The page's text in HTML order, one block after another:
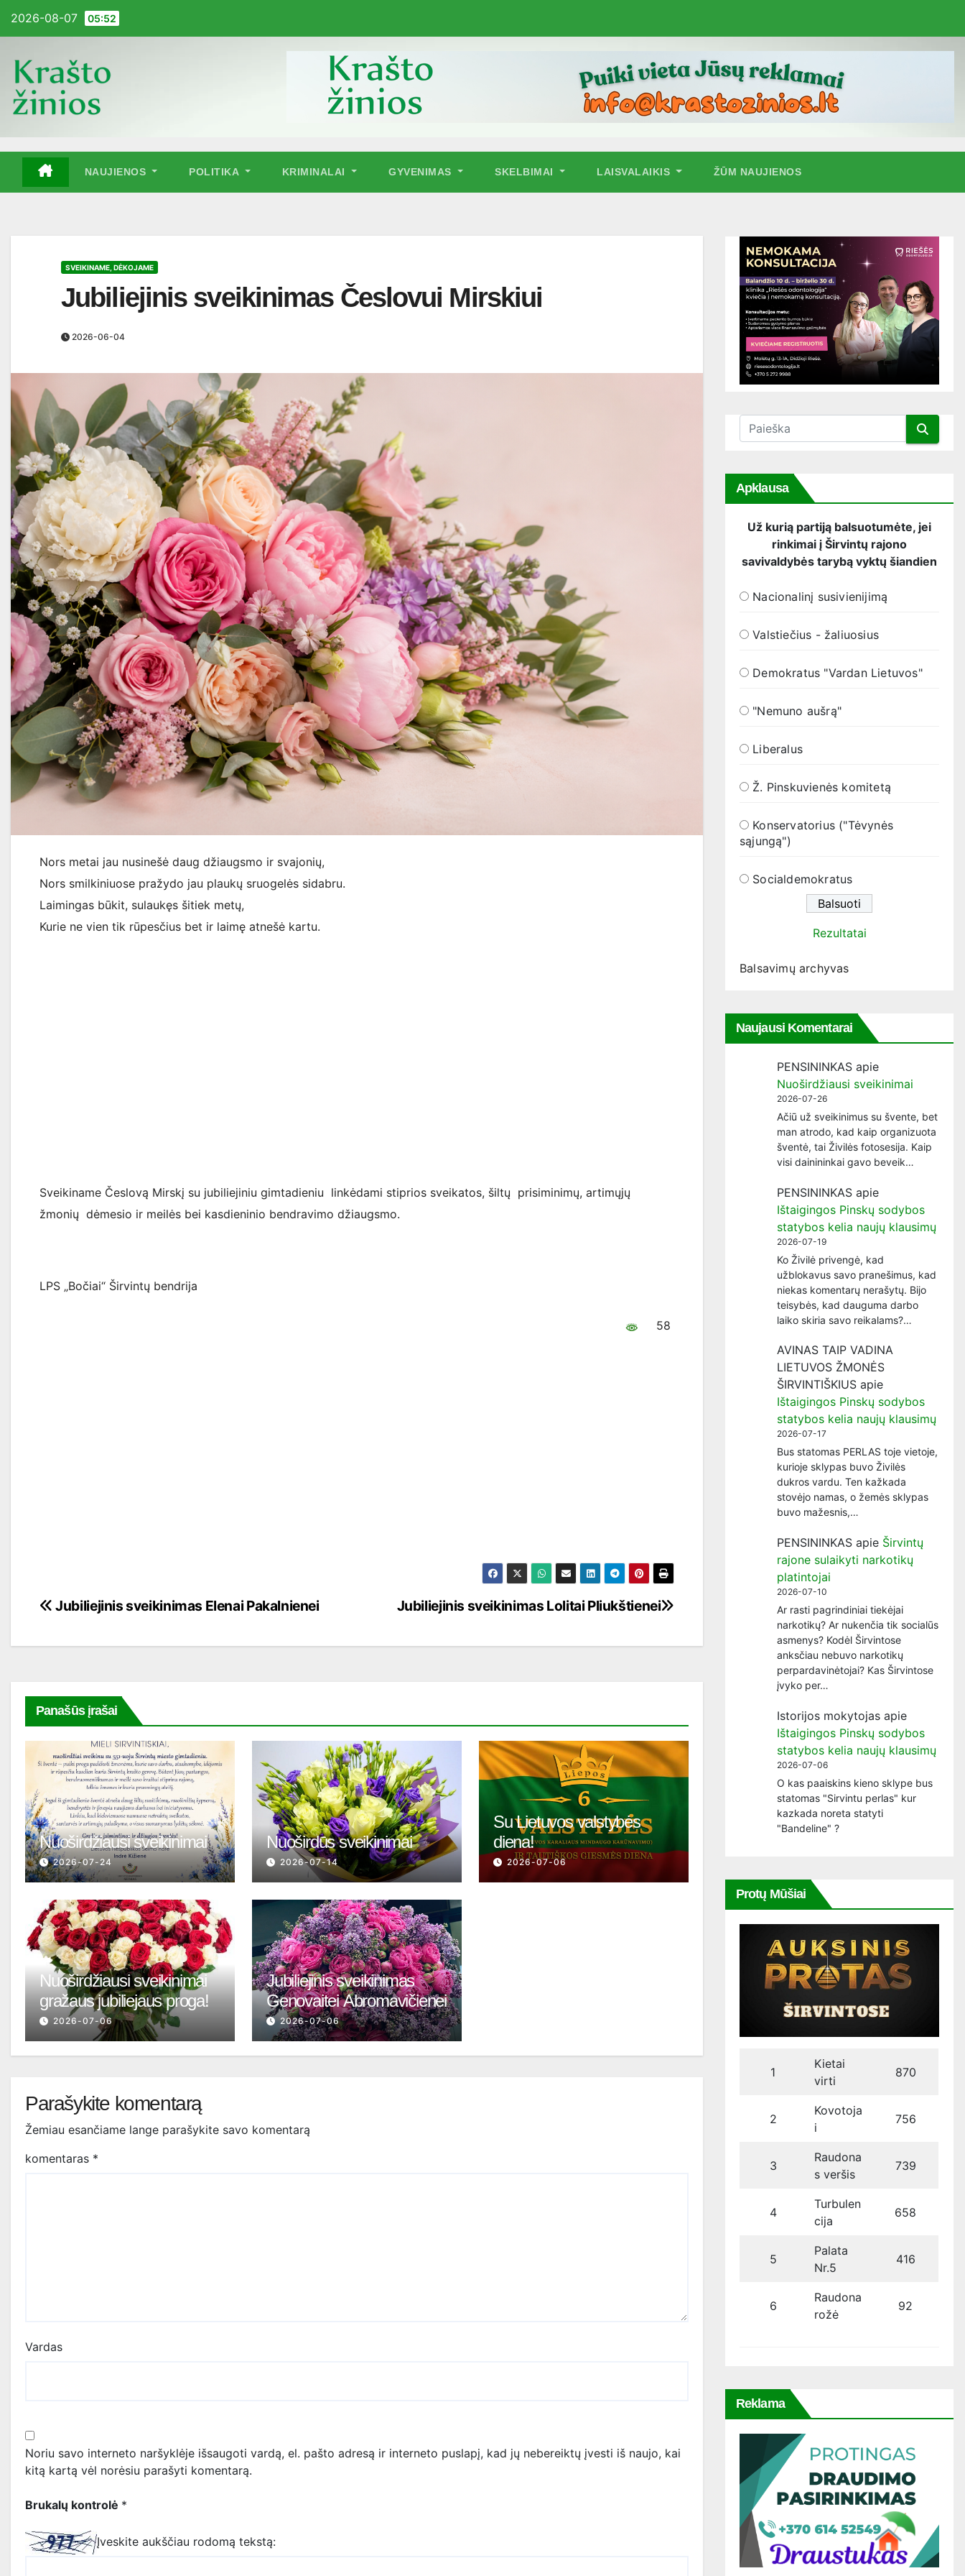
2026-08-07 05:52
NAUJIENOS POLITIKA KRIMINALAI GYVENIMAS SKELBIMAI LAISVALAIKIS ŽŪM NAUJIENOS
SVEIKINAME, DĖKOJAME
Jubiliejinis sveikinimas Česlovui Mirskiui
2026-06-04
Nors metai jau nusinešė daug džiaugsmo ir svajonių,
Nors smilkiniuose pražydo jau plaukų sruogelės sidabru.
Laimingas būkit, sulaukęs šitiek metų,
Kurie ne vien tik rūpesčius bet ir laimę atnešė kartu.
Sveikiname Česlovą Mirskį su jubiliejiniu gimtadieniu linkėdami stiprios sveikatos, šiltų prisiminimų, artimųjų
žmonių dėmesio ir meilės bei kasdieninio bendravimo džiaugsmo.
LPS „Bočiai“ Širvintų bendrija
58
Navigacija
Jubiliejinis sveikinimas Lolitai Pliukštienei
Jubiliejinis sveikinimas Elenai Pakalnienei
Panašūs įrašai
Nuoširdžiausi sveikinimai
2026-07-24
Nuoširdūs sveikinimai
2026-07-14
Su Lietuvos valstybės
diena!
2026-07-06
Nuoširdžiausi sveikinimai
gražaus jubiliejaus proga!
2026-07-06
Jubiliejinis sveikinimas
Genovaitei Abromavičienei
2026-07-06
Parašykite komentarą
Žemiau esančiame lange parašykite savo komentarą
komentaras *
Vardas
Noriu savo interneto naršyklėje išsaugoti vardą, el. pašto adresą ir interneto puslapį, kad jų nebereiktų įvesti iš naujo, kai
kitą kartą vėl norėsiu parašyti komentarą.
Brukalų kontrolė *
Įveskite aukščiau rodomą tekstą:
Apklausa
Už kurią partiją balsuotumėte, jei
rinkimai į Širvintų rajono
savivaldybės tarybą vyktų šiandien
Nacionalinį susivienijimą
Valstiečius - žaliuosius
Demokratus "Vardan Lietuvos"
"Nemuno aušrą"
Liberalus
Ž. Pinskuvienės komitetą
Konservatorius ("Tėvynės
sąjungą")
Socialdemokratus
Rezultatai
Balsavimų archyvas
Naujausi Komentarai
PENSININKAS apie
Nuoširdžiausi sveikinimai
2026-07-26
Ačiū už sveikinimus su švente, bet
man atrodo, kad kaip organizuota
šventė, tai Živilės fotosesija. Kaip
visi dainininkai gavo beveik…
PENSININKAS apie
Ištaigingos Pinskų sodybos
statybos kelia naujų klausimų
2026-07-19
Ko Živilė privengė, kad
užblokavus savo pranešimus, kad
niekas komentarų nerašytų. Bijo
teisybės, kad dauguma darbo
laiko skiria savo reikalams?…
AVINAS TAIP VADINA
LIETUVOS ŽMONĖS
ŠIRVINTIŠKIUS apie
Ištaigingos Pinskų sodybos
statybos kelia naujų klausimų
2026-07-17
Bus statomas PERLAS toje vietoje,
kurioje sklypas buvo Živilės
dukros vardu. Ten kažkada
stovėjo namas, o žemės sklypas
buvo mažesnis,…
PENSININKAS apie Širvintų
rajone sulaikyti narkotikų
platintojai
2026-07-10
Ar rasti pagrindiniai tiekėjai
narkotikų? Ar nukenčia tik socialūs
asmenys? Kodėl Širvintose
anksčiau nebuvo narkotikų
perpardavinėtojai? Kas Širvintose
įvyko per…
Istorijos mokytojas apie
Ištaigingos Pinskų sodybos
statybos kelia naujų klausimų
2026-07-06
O kas paaiskins kieno sklype bus
statomas "Sirvintu perlas" kur
kazkada noreta statyti
"Bandeline" ?
Protų Mūšiai
1
Kietai
virti
870
2
Kovotoja
i
756
3
Raudona
s veršis
739
4
Turbulen
cija
658
5
Palata
Nr.5
416
6
Raudona
rožė
92
Reklama